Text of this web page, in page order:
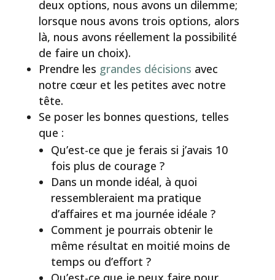
deux options, nous avons un dilemme;
lorsque nous avons trois options, alors
là, nous avons réellement la possibilité
de faire un choix).
Prendre les grandes décisions avec
notre cœur et les petites avec notre
tête.
Se poser les bonnes questions, telles
que :
Qu’est-ce que je ferais si j’avais 10
fois plus de courage ?
Dans un monde idéal, à quoi
ressembleraient ma pratique
d’affaires et ma journée idéale ?
Comment je pourrais obtenir le
même résultat en moitié moins de
temps ou d’effort ?